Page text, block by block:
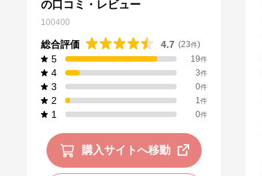
の口コミ・レビュー
100400
総合評価 4.7 (23件)
5 19件
4 3件
3 0件
2 1件
1 0件
購入サイトへ移動